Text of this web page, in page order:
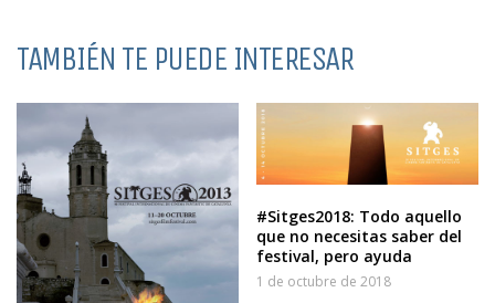
TAMBIÉN TE PUEDE INTERESAR
#Sitges2018: Todo aquello
que no necesitas saber del
festival, pero ayuda
1 de octubre de 2018